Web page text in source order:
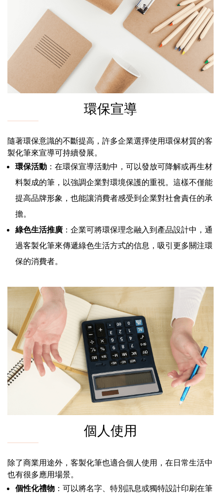
環保宣導
隨著環保意識的不斷提高，許多企業選擇使用環保材質的客
製化筆來宣導可持續發展。
環保活動 ：在環保宣導活動中，可以發放可降解或再生材
料製成的筆，以強調企業對環境保護的重視。這樣不僅能
提高品牌形象，也能讓消費者感受到企業對社會責任的承
擔。
綠色生活推廣 ：企業可將環保理念融入到產品設計中，通
過客製化筆來傳遞綠色生活方式的信息，吸引更多關注環
保的消費者。
個人使用
除了商業用途外，客製化筆也適合個人使用，在日常生活中
也有很多應用場景。
個性化禮物 ：可以將名字、特別訊息或獨特設計印刷在筆